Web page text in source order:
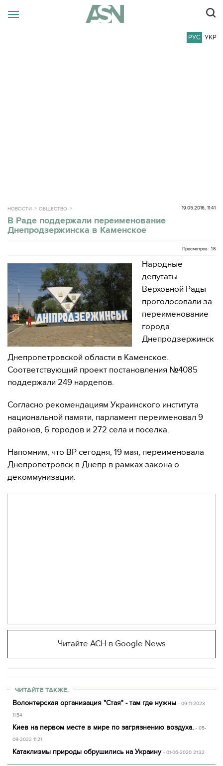
РУС УКР
НОВОСТИ ОБЩЕСТВО 19.05.2016, 11:41
В Раде поддержали переименование
Днепродзержинска в Каменское
Просмотров: 18
Народные
депутаты
Верховной Рады
проголосовали за
переименование
города
Днепродзержинск
Днепропетровской области в Каменское.
Соответствующий проект постановления №4085
поддержали 249 нардепов.
Согласно рекомендациям Украинского института
национальной памяти, парламент переименовал 9
районов, 6 городов и 272 села и поселка.
Напомним, что ВР сегодня, 19 мая, переименовала
Днепропетровск в Днепр в рамках закона о
декоммунизации.
Читайте АСН в Google News
ЧИТАЙТЕ ТАКЖЕ.
Волонтерская организация "Стая" - там где нужны - 09-11-2023
11:54
Киев на первом месте в мире по загрязнению воздуха. - 05-
09-2022 11:21
Катаклизмы природы обрушились на Украину - 01-06-2020 21:32